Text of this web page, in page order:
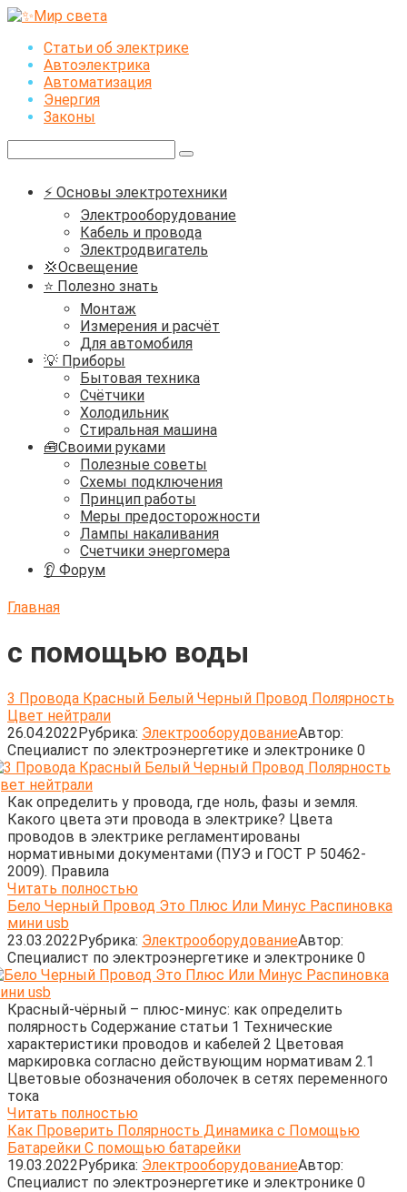
Перейти
контентуСтатьи об электрике
Автоэлектрика
Автоматизация
Энергия
Законы
⚡ Основы электротехники
Электрооборудование
Кабель и провода
Электродвигатель
💢Освещение
⭐ Полезно знать
Монтаж
Измерения и расчёт
Для автомобиля
💡 Приборы
Бытовая техника
Счётчики
Холодильник
Стиральная машина
🧰Своими руками
Полезные советы
Схемы подключения
Принцип работы
Меры предосторожности
Лампы накаливания
Счетчики энергомера
👂 Форум
Главная
с помощью воды
3 Провода Красный Белый Черный Провод Полярность
Цвет нейтрали
26.04.2022Рубрика: ЭлектрооборудованиеАвтор:
Cпециалист по электроэнергетике и электронике 0
Как определить у провода, где ноль, фазы и земля.
Какого цвета эти провода в электрике? Цвета
проводов в электрике регламентированы
нормативными документами (ПУЭ и ГОСТ Р 50462-
2009). Правила
Читать полностью
Бело Черный Провод Это Плюс Или Минус Распиновка
мини usb
23.03.2022Рубрика: ЭлектрооборудованиеАвтор:
Cпециалист по электроэнергетике и электронике 0
Красный-чёрный – плюс-минус: как определить
полярность Содержание статьи 1 Технические
характеристики проводов и кабелей 2 Цветовая
маркировка согласно действующим нормативам 2.1
Цветовые обозначения оболочек в сетях переменного
тока
Читать полностью
Как Проверить Полярность Динамика с Помощью
Батарейки С помощью батарейки
19.03.2022Рубрика: ЭлектрооборудованиеАвтор:
Cпециалист по электроэнергетике и электронике 0